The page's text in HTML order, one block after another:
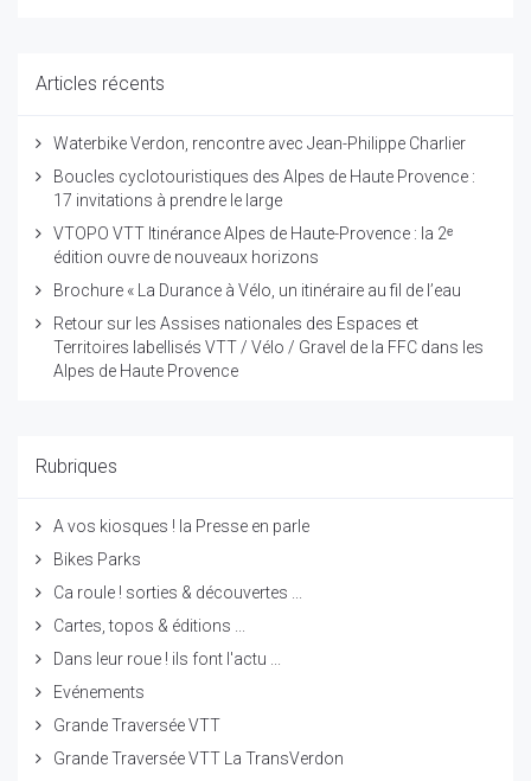
Articles récents
Waterbike Verdon, rencontre avec Jean-Philippe Charlier
Boucles cyclotouristiques des Alpes de Haute Provence :
17 invitations à prendre le large
VTOPO VTT Itinérance Alpes de Haute-Provence : la 2ᵉ
édition ouvre de nouveaux horizons
Brochure « La Durance à Vélo, un itinéraire au fil de l’eau
Retour sur les Assises nationales des Espaces et
Territoires labellisés VTT / Vélo / Gravel de la FFC dans les
Alpes de Haute Provence
Rubriques
A vos kiosques ! la Presse en parle
Bikes Parks
Ca roule ! sorties & découvertes ...
Cartes, topos & éditions ...
Dans leur roue ! ils font l'actu ...
Evénements
Grande Traversée VTT
Grande Traversée VTT La TransVerdon